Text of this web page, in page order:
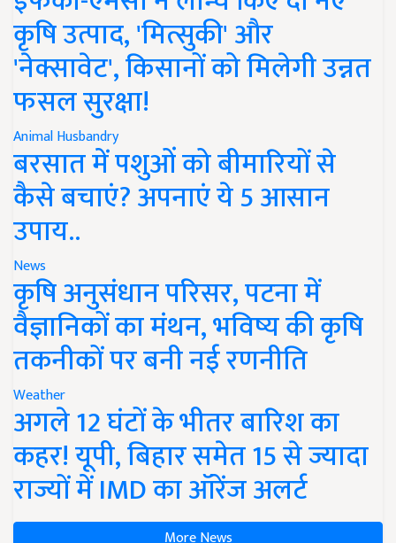
कृषि उत्पाद, 'मित्सुकी' और
'नेक्सावेट', किसानों को मिलेगी उन्नत
फसल सुरक्षा!
Animal Husbandry
बरसात में पशुओं को बीमारियों से
कैसे बचाएं? अपनाएं ये 5 आसान
उपाय..
News
कृषि अनुसंधान परिसर, पटना में
वैज्ञानिकों का मंथन, भविष्य की कृषि
तकनीकों पर बनी नई रणनीति
Weather
अगले 12 घंटों के भीतर बारिश का
कहर! यूपी, बिहार समेत 15 से ज्यादा
राज्यों में IMD का ऑरेंज अलर्ट
More News